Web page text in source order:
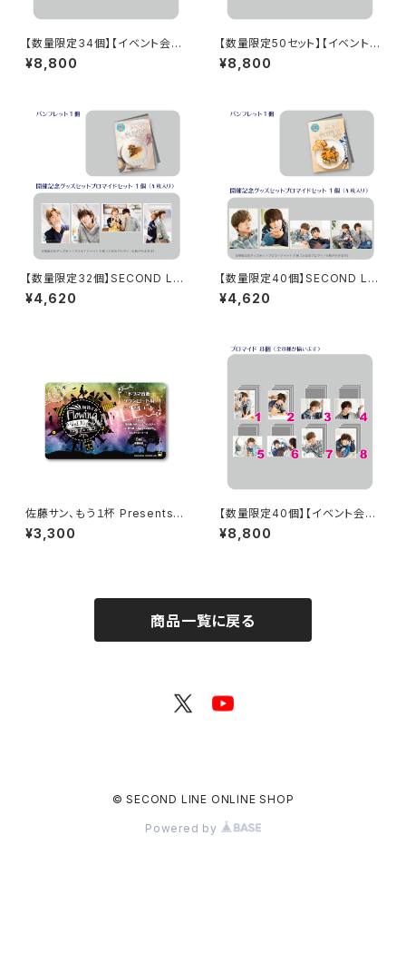
【数量限定34個】【イベント会場
特典付き】SECOND LINE Pre
sents みんなに会いに行くよ!
¥8,800
【数量限定50セット】【イベント
会場特典付き】SECOND LINE
Presents みんなに会いに行く
¥8,800
【数量限定32個】SECOND LIN
E Presents みんなに会いに行
くよ! 第25回 in 静岡 開催記念
¥4,620
【数量限定40個】SECOND LIN
E Presents みんなに会いに行
くよ! 第47回 in 静岡 開催記念
¥4,620
佐藤サン、もう１杯 Presents
朗読CD Flowing Vol.10 ドラ
マ音源ダウンロード用シリアル
¥3,300
【数量限定40個】【イベント会場
特典付き】SECOND LINE Pre
sents みんなに会いに行くよ!
¥8,800
商品一覧に戻る
© SECOND LINE ONLINE SHOP
Powered by